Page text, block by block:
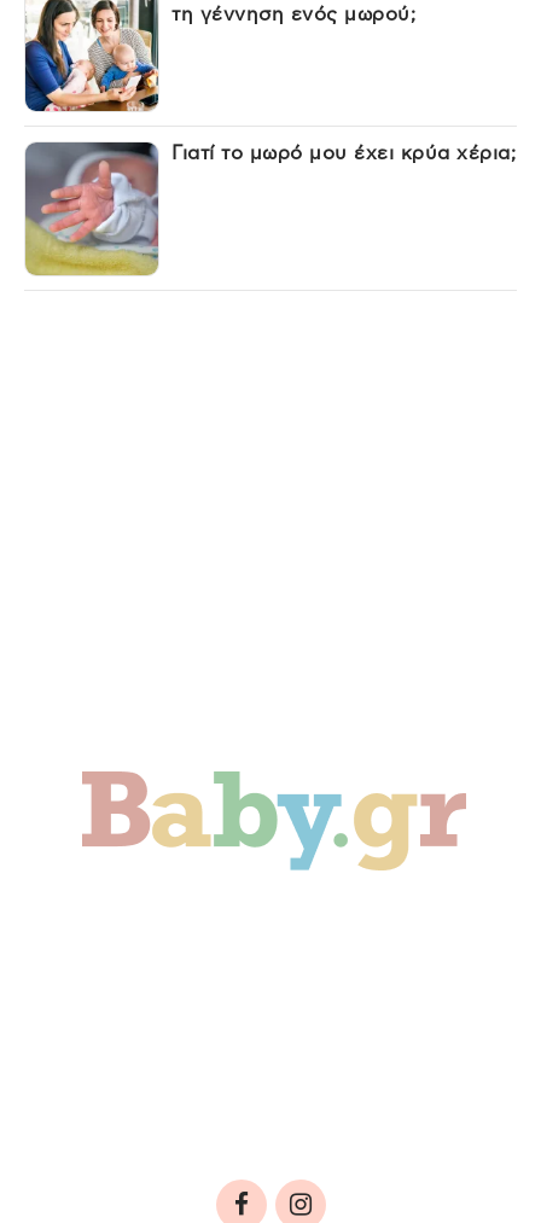
τη γέννηση ενός μωρού;
Γιατί το μωρό μου έχει κρύα χέρια;